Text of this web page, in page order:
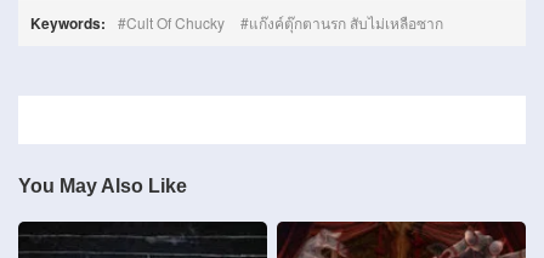
Keywords: Cult Of Chucky แก๊งค์ตุ๊กตานรก สับไม่เหลือซาก
You May Also Like